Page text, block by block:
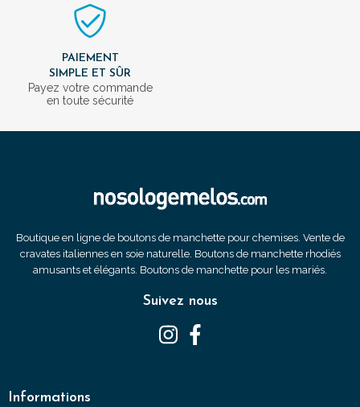
PAIEMENT
SIMPLE ET SÛR
Payez votre commande
en toute sécurité
Boutique en ligne de boutons de manchette pour chemises. Vente de
cravates italiennes en soie naturelle. Boutons de manchette rhodiés
amusants et élégants. Boutons de manchette pour les mariés.
Suivez nous
Informations